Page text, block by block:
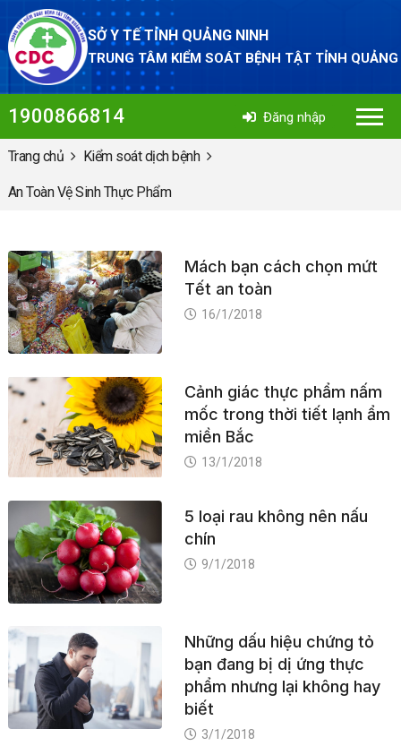
SỞ Y TẾ TỈNH QUẢNG NINH
TRUNG TÂM KIỂM SOÁT BỆNH TẬT TỈNH
Đăng nhập
1900866814
Trang chủ Kiểm soát dịch bệnh
An Toàn Vệ Sinh Thực Phẩm
Mách bạn cách chọn mứt
Tết an toàn
16/1/2018
Cảnh giác thực phẩm nấm
mốc trong thời tiết lạnh ẩm
miền Bắc
13/1/2018
5 loại rau không nên nấu
chín
9/1/2018
Những dấu hiệu chứng tỏ
bạn đang bị dị ứng thực
phẩm nhưng lại không hay
biết
3/1/2018